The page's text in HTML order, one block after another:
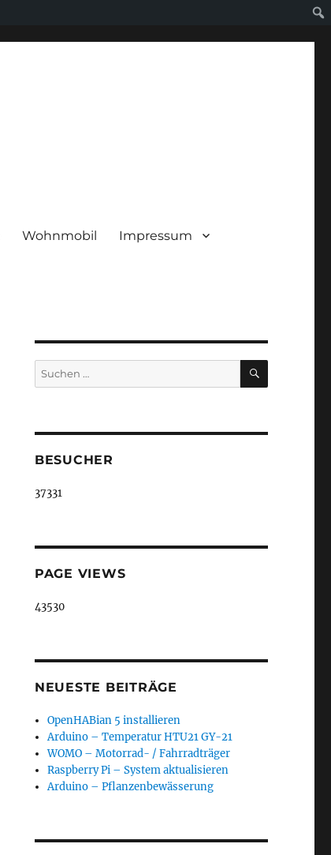
Wohnmobil Impressum
Suche
nach:
SUCHEN
BESUCHER
37331
PAGE VIEWS
43530
NEUESTE BEITRÄGE
OpenHABian 5 installieren
Arduino – Temperatur HTU21 GY-21
WOMO – Motorrad- / Fahrradträger
Raspberry Pi – System aktualisieren
Arduino – Pflanzenbewässerung